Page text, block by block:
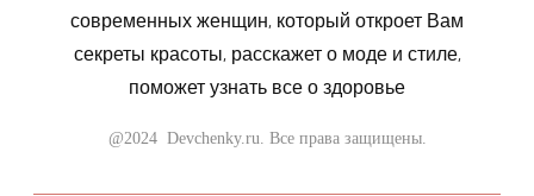
современных женщин, который откроет Вам
секреты красоты, расскажет о моде и стиле,
поможет узнать все о здоровье
@2024 Devchenky.ru. Все права защищены.